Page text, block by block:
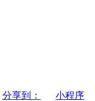
分享到：
小程序